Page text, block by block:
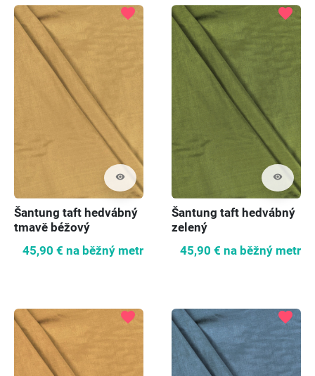
visibility
favorite
Šantung taft hedvábný
tmavě béžový
45,90 € na běžný metr
visibility
favorite
Šantung taft hedvábný
zelený
45,90 € na běžný metr
favorite favorite